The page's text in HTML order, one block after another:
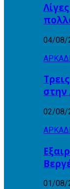
04/08/
στην
02/08/
01/08/